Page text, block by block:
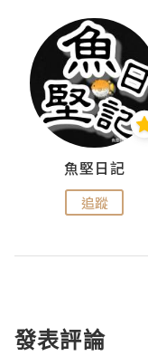
魚堅日記
追蹤
發表評論